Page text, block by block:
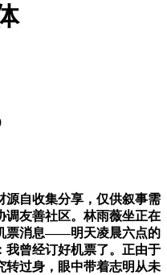
自收集分享，仅供叙事需
调友善社区。林雨薇坐正在
票消息——明天凌晨六点的
我曾经订好机票了。正由于
转过身，眼中带着志明从未